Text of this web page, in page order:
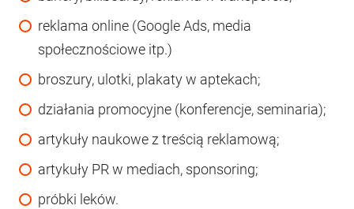
reklama online (Google Ads, media
społecznościowe itp.)
broszury, ulotki, plakaty w aptekach;
działania promocyjne (konferencje, seminaria);
artykuły naukowe z treścią reklamową;
artykuły PR w mediach, sponsoring;
próbki leków.